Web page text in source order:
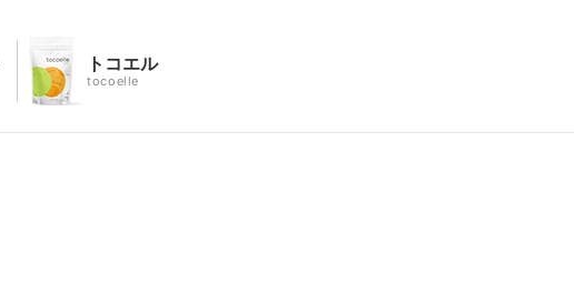
トコエル
tocoelle